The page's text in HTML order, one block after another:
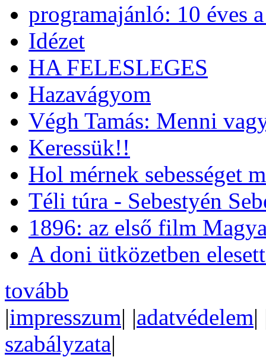
programajánló: 10 éves
Idézet
HA FELESLEGES
Hazavágyom
Végh Tamás: Menni
Keressük!!
Hol mérnek sebességet
Téli túra - Sebestyén
1896: az első film
A doni ütközetben
tovább
|impresszum| |adatvédelem|
szabályzata|